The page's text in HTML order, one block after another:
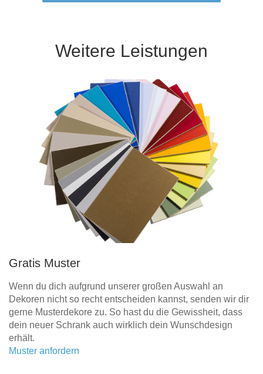
Weitere Leistungen
Gratis Muster
Wenn du dich aufgrund unserer großen Auswahl an
Dekoren nicht so recht entscheiden kannst, senden wir dir
gerne Musterdekore zu. So hast du die Gewissheit, dass
dein neuer Schrank auch wirklich dein Wunschdesign
erhält.
Muster anfordern